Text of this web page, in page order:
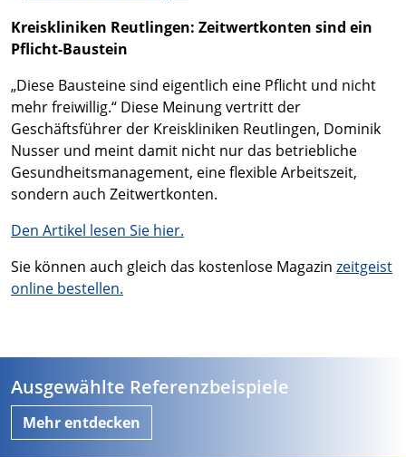
Kreiskliniken Reutlingen: Zeitwertkonten sind ein
Pflicht-Baustein
„Diese Bausteine sind eigentlich eine Pflicht und nicht
mehr freiwillig.“ Diese Meinung vertritt der
Geschäftsführer der Kreiskliniken Reutlingen, Dominik
Nusser und meint damit nicht nur das betriebliche
Gesundheitsmanagement, eine flexible Arbeitszeit,
sondern auch Zeitwertkonten.
Den Artikel lesen Sie hier.
Sie können auch gleich das kostenlose Magazin zeitgeist
online bestellen.
Ausgewählte Referenzbeispiele
Mehr entdecken